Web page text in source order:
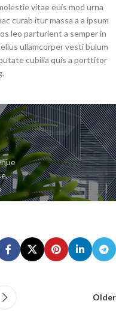
vitae euis mod urna
curab itur massa a a ipsum
leo parturient a semper in
ullamcorper vesti bulum
cubilia quis a porttitor
Older